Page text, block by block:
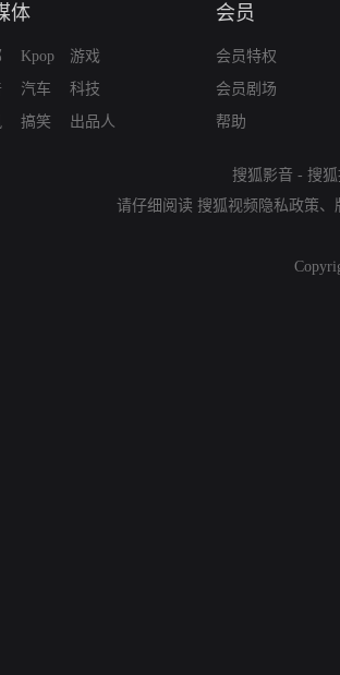
体
Kpop
汽车
搞笑
游戏
科技
出品人
会员
会员特权
会员剧场
帮助
搜狐影音 - 搜
请仔细阅读 搜狐视频隐私政策、